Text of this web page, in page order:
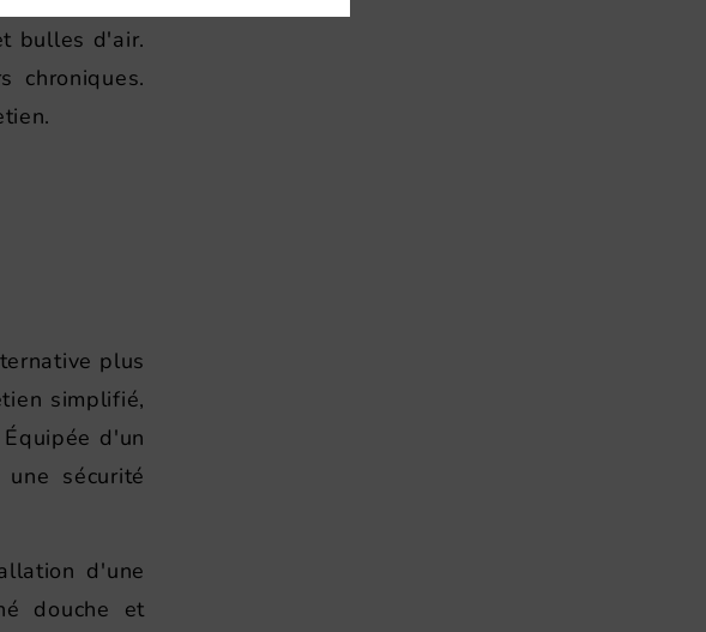
bulles d'air.
chroniques.
plus
simplifié,
d'un
sécurité
d'une
douche et